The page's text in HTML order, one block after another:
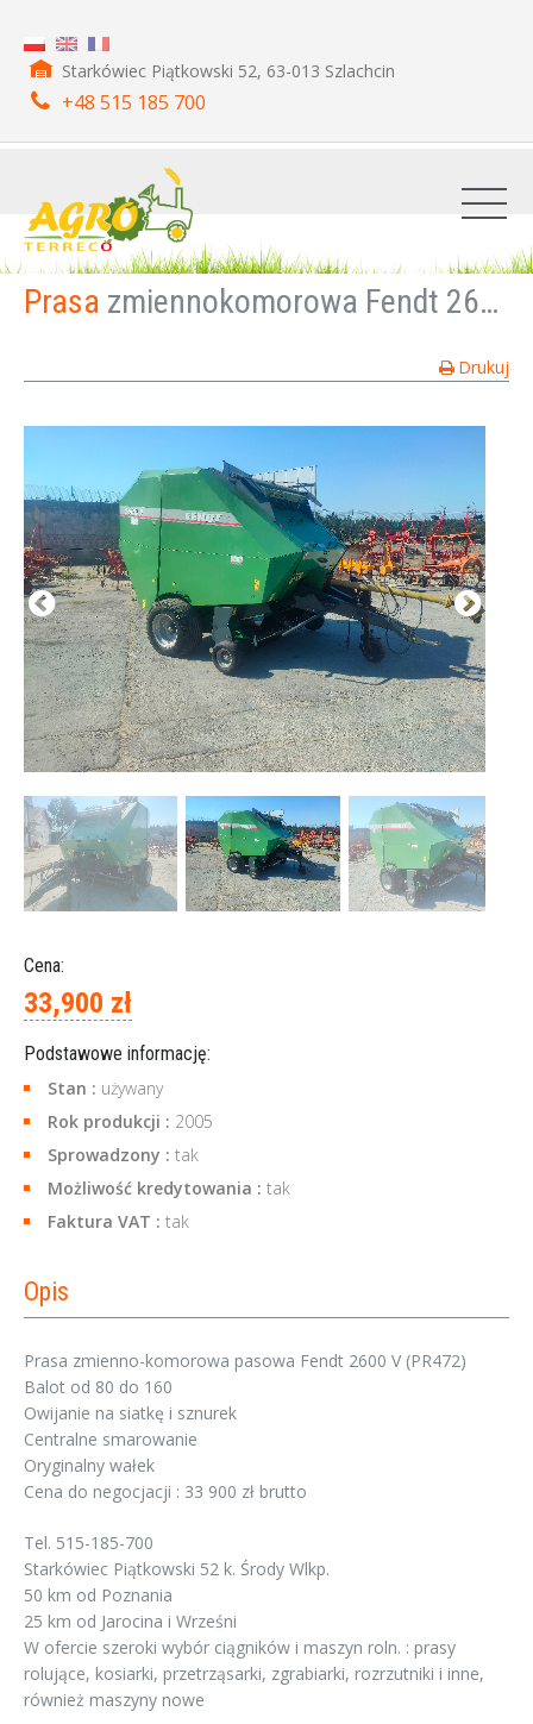
Starkówiec Piątkowski 52, 63-013 Szlachcin
+48 515 185 700
Prasa zmiennokomorowa Fendt 2600 V siatka
Drukuj
Cena:
33,900 zł
Podstawowe informację:
Stan : używany
Rok produkcji : 2005
Sprowadzony : tak
Możliwość kredytowania : tak
Faktura VAT : tak
Opis
Prasa zmienno-komorowa pasowa Fendt 2600 V (PR472)
Balot od 80 do 160
Owijanie na siatkę i sznurek
Centralne smarowanie
Oryginalny wałek
Cena do negocjacji : 33 900 zł brutto
Tel. 515-185-700
Starkówiec Piątkowski 52 k. Środy Wlkp.
50 km od Poznania
25 km od Jarocina i Wrześni
W ofercie szeroki wybór ciągników i maszyn roln. : prasy
rolujące, kosiarki, przetrząsarki, zgrabiarki, rozrzutniki i inne,
również maszyny nowe